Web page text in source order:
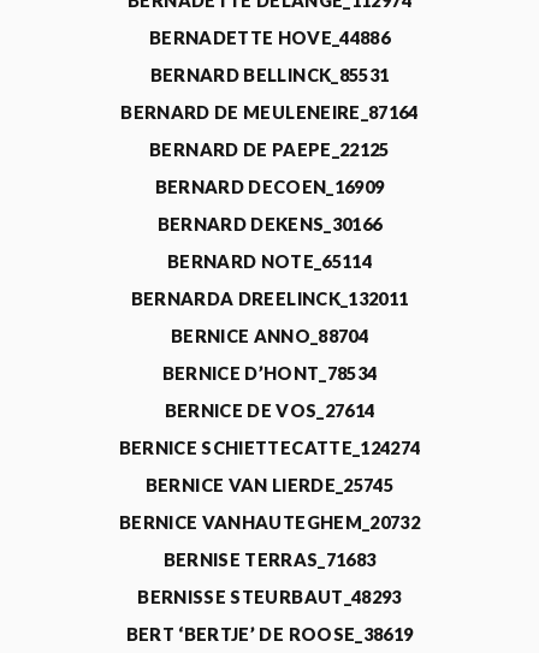
BERNADETTE HOVE_44886
BERNARD BELLINCK_85531
BERNARD DE MEULENEIRE_87164
BERNARD DE PAEPE_22125
BERNARD DECOEN_16909
BERNARD DEKENS_30166
BERNARD NOTE_65114
BERNARDA DREELINCK_132011
BERNICE ANNO_88704
BERNICE D’HONT_78534
BERNICE DE VOS_27614
BERNICE SCHIETTECATTE_124274
BERNICE VAN LIERDE_25745
BERNICE VANHAUTEGHEM_20732
BERNISE TERRAS_71683
BERNISSE STEURBAUT_48293
BERT ‘BERTJE’ DE ROOSE_38619